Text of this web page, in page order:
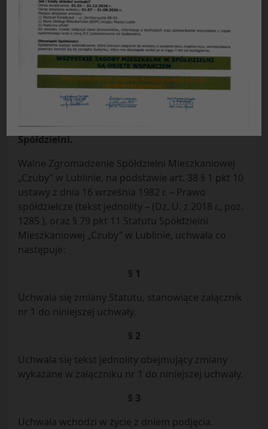
UCHWAŁA Nr . /2019
Walnego Zgromadzenia
Spółdzielni Mieszkaniowej „Czuby” w Lublinie
z dnia . …. 2019 r.
w sprawie: uchwalenia zmian Statutu
Spółdzielni.
Walne Zgromadzenie Spółdzielni Mieszkaniowej
„Czuby” w Lublinie, na podstawie art. 38 § 1 pkt 10
ustawy z dnia 16 września 1982 r. – Prawo
spółdzielcze (tekst jednolity – (Dz. U. z 2018 r., poz.
1285 ), oraz § 79 pkt 11 Statutu Spółdzielni
Mieszkaniowej „Czuby” w Lublinie, uchwala co
następuje:
§ 1
Uchwala się zmiany Statutu, stanowiące załącznik
nr 1 do niniejszej uchwały.
§ 2
Uchwala się tekst jednolity obejmujący zmiany
wykazane w załączniku nr 1 do niniejszej uchwały.
§ 3
Uchwała wchodzi w życie z dniem podjęcia.